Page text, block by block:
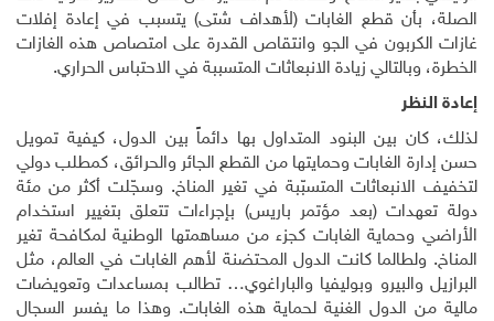
الصلة، بأن قطع الغابات (لأهداف شتى) يتسبب في إعادة إفلات
غازات الكربون في الجو وانتقاص القدرة على امتصاص هذه الغازات
الخطرة، وبالتالي زيادة الانبعاثات المتسببة في الاحتباس الحراري.
إعادة النظر
لذلك، كان بين البنود المتداول بها دائماً بين الدول، كيفية تمويل
حسن إدارة الغابات وحمايتها من القطع الجائر والحرائق، كمطلب دولي
لتخفيف الانبعاثات المتسبّبة في تغير المناخ. وسجّلت أكثر من مئة
دولة تعهدات (بعد مؤتمر باريس) بإجراءات تتعلق بتغيير استخدام
الأراضي وحماية الغابات كجزء من مساهمتها الوطنية لمكافحة تغير
المناخ. ولطالما كانت الدول المحتضنة لأهم الغابات في العالم، مثل
البرازيل والبيرو وبوليفيا والباراغوي… تطالب بمساعدات وتعويضات
مالية من الدول الغنية لحماية هذه الغابات. وهذا ما يفسر السجال